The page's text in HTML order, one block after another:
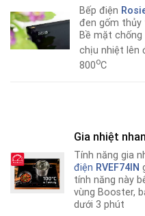
Bếp điện
đen gốm thủy
Bề mặt
chịu nhiệt lên
800oC
Gia nhiệt
Tính năng gia
điện RVEF74IN
tính năng này
vùng Booster,
dưới 3 phút